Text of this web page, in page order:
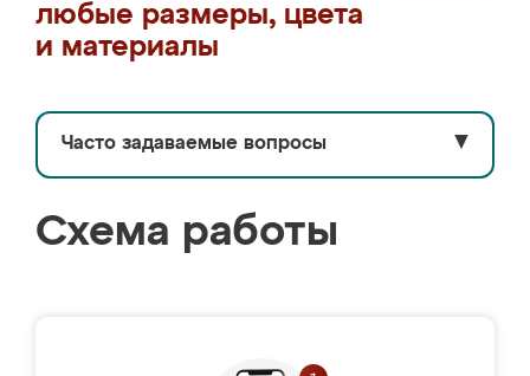
любые размеры, цвета
и материалы
Часто задаваемые вопросы ▼
Схема работы